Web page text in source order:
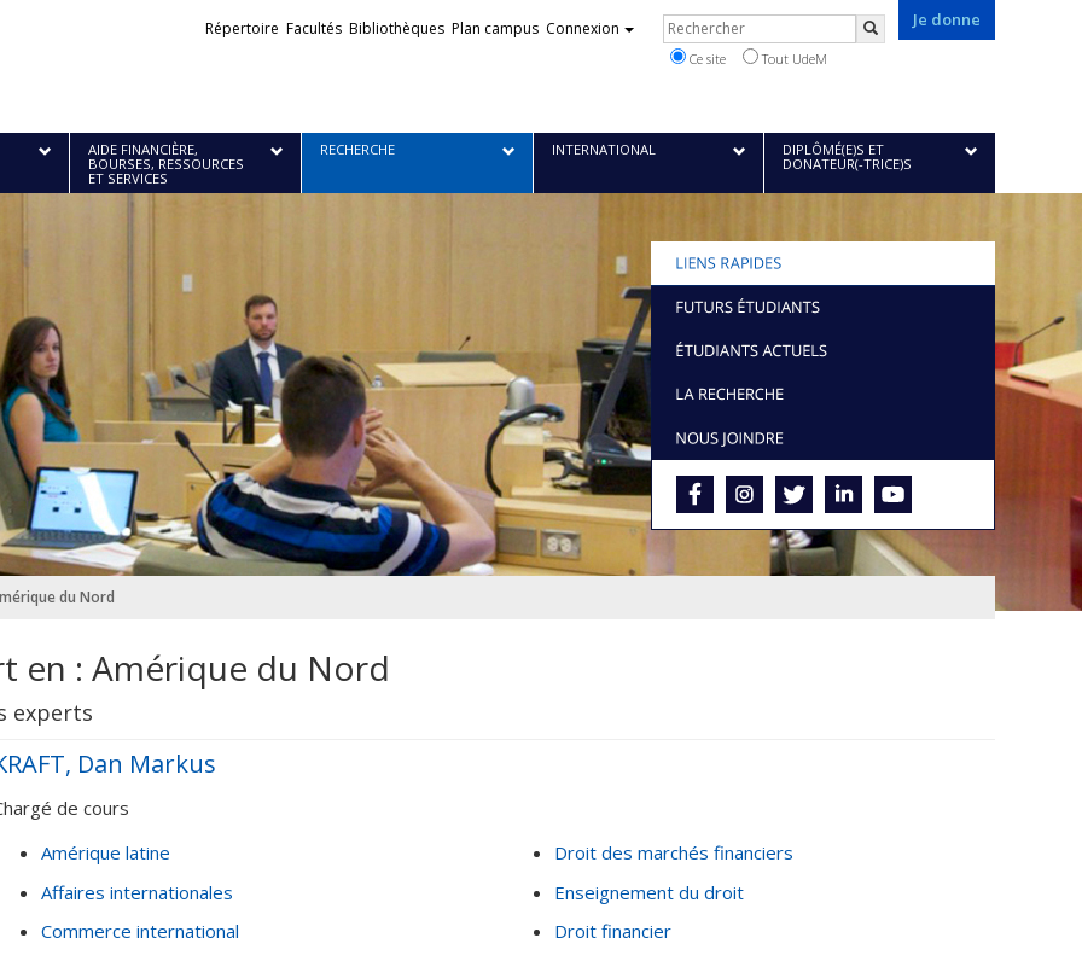
Je donne
Liens
Répertoire Facultés Bibliothèques Plan campus Connexion Rechercher
Ce site Tout UdeM
AIDE FINANCIÈRE,
BOURSES, RESSOURCES
ET SERVICES
RECHERCHE INTERNATIONAL
DIPLÔMÉ(E)S ET
DONATEUR(-TRICE)S
du Nord
en : Amérique du Nord
experts
Dan Markus
de cours
Amérique latine
Affaires internationales
Commerce international
Droit des marchés financiers
Enseignement du droit
Droit financier